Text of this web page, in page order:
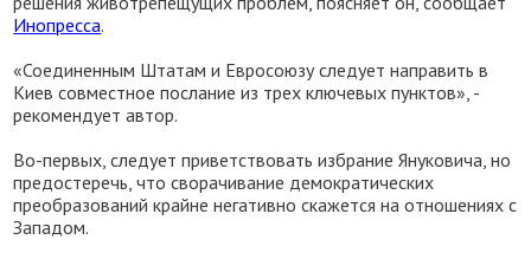
Инопресса.
«Соединенным Штатам и Евросоюзу следует направить в
Киев совместное послание из трех ключевых пунктов», -
рекомендует автор.
Во-первых, следует приветствовать избрание Януковича, но
предостеречь, что сворачивание демократических
преобразований крайне негативно скажется на отношениях с
Западом.